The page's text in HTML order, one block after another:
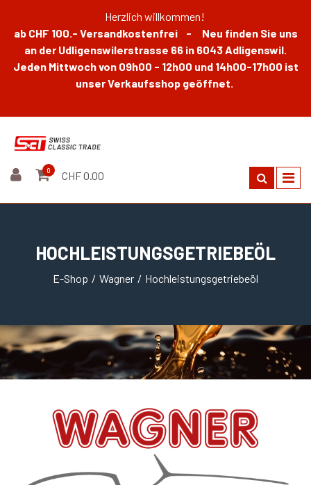
Herzlich willkommen!
ab CHF 100.- Versandkostenfrei - Neu finden Sie uns
an der Udligenswilerstrasse 66 in 6043 Adligenswil.
Jeden Mittwoch von 09h00 - 12h00 und 14h00-17h00 ist
unser Verkaufsshop geöffnet.
0 CHF 0.00
HOCHLEISTUNGSGETRIEBEÖL
E-Shop Wagner Hochleistungsgetriebeöl